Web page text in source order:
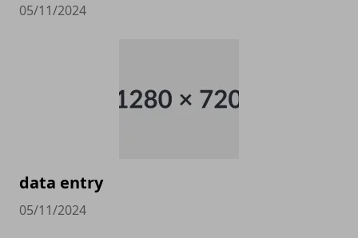
05/11/2024
data entry
05/11/2024